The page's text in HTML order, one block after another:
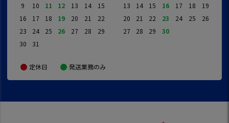
9
10 11 12 13 14
15
16
17 18 19 20 21
22
23
24 25 26 27 28
29
30
31
13
14 15 16 17 18
19
20
21 22 23 24 25
26
27
28 29 30
定休日 発送業務のみ